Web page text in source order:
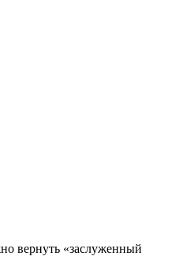
вернуть «заслуженный